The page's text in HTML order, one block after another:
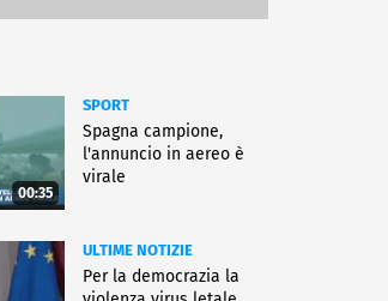
00:35
SPORT
Spagna campione,
l'annuncio in aereo è
virale
ULTIME NOTIZIE
Per la democrazia la